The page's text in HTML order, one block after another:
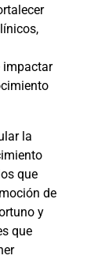
impactar
la
que
de
y
que